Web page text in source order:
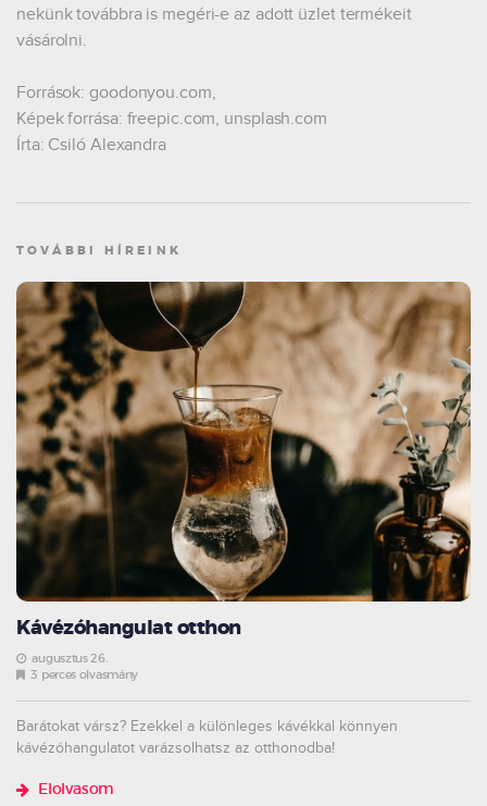
nekünk továbbra is megéri-e az adott üzlet termékeit
vásárolni.
Források: goodonyou.com,
Képek forrása: freepic.com, unsplash.com
Írta: Csiló Alexandra
TOVÁBBI HÍREINK
Kávézóhangulat otthon
augusztus 26.
3 perces olvasmány
Barátokat vársz? Ezekkel a különleges kávékkal könnyen
kávézóhangulatot varázsolhatsz az otthonodba!
Elolvasom